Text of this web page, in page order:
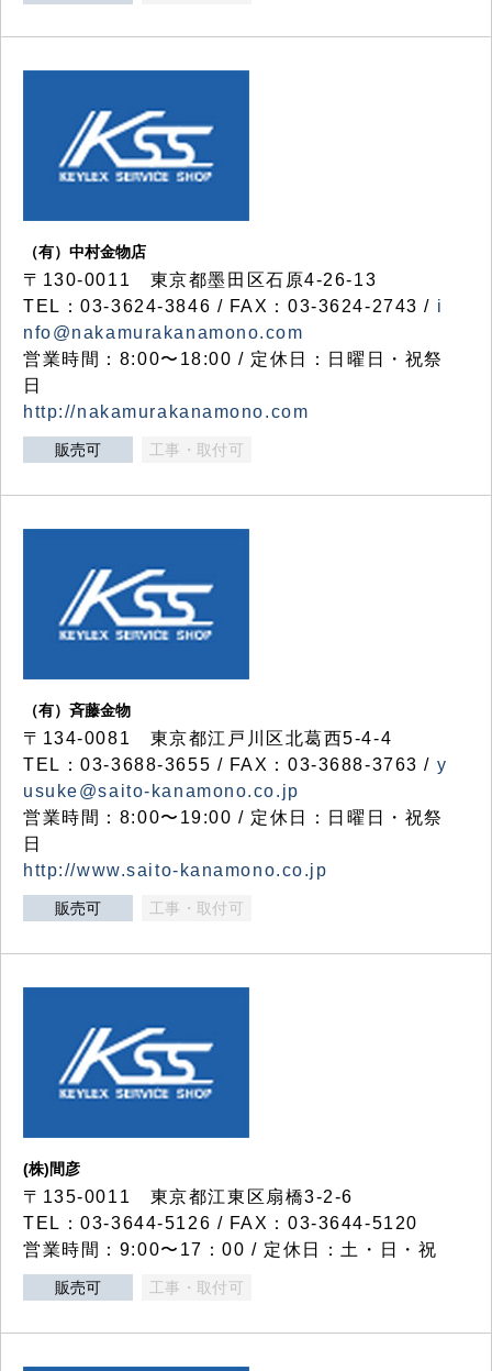
（有）中村金物店
〒130-0011 東京都墨田区石原4-26-13
TEL：03-3624-3846 / FAX：03-3624-2743 / i
nfo@nakamurakanamono.com
営業時間：8:00〜18:00 / 定休日：日曜日・祝祭
日
http://nakamurakanamono.com
販売可 工事・取付可
（有）斉藤金物
〒134-0081 東京都江戸川区北葛西5-4-4
TEL：03-3688-3655 / FAX：03-3688-3763 / y
usuke@saito-kanamono.co.jp
営業時間：8:00〜19:00 / 定休日：日曜日・祝祭
日
http://www.saito-kanamono.co.jp
販売可 工事・取付可
(株)間彦
〒135-0011 東京都江東区扇橋3-2-6
TEL：03-3644-5126 / FAX：03-3644-5120
営業時間：9:00〜17：00 / 定休日：土・日・祝
販売可 工事・取付可